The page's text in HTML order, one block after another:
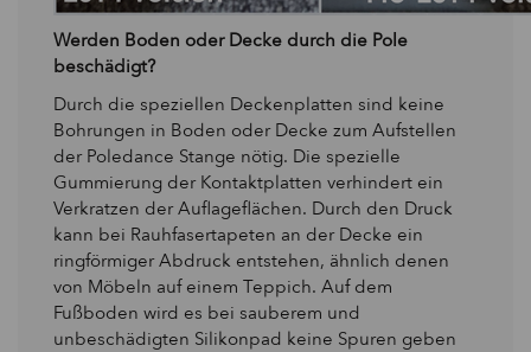
Werden Boden oder Decke durch die Pole
beschädigt?
Durch die speziellen Deckenplatten sind keine
Bohrungen in Boden oder Decke zum Aufstellen
der Poledance Stange nötig. Die spezielle
Gummierung der Kontaktplatten verhindert ein
Verkratzen der Auflageflächen. Durch den Druck
kann bei Rauhfasertapeten an der Decke ein
ringförmiger Abdruck entstehen, ähnlich denen
von Möbeln auf einem Teppich. Auf dem
Fußboden wird es bei sauberem und
unbeschädigten Silikonpad keine Spuren geben